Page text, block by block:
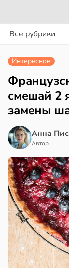
Все рубрики
Интересное
смешай 2
замены
Анна
Автор
17:40